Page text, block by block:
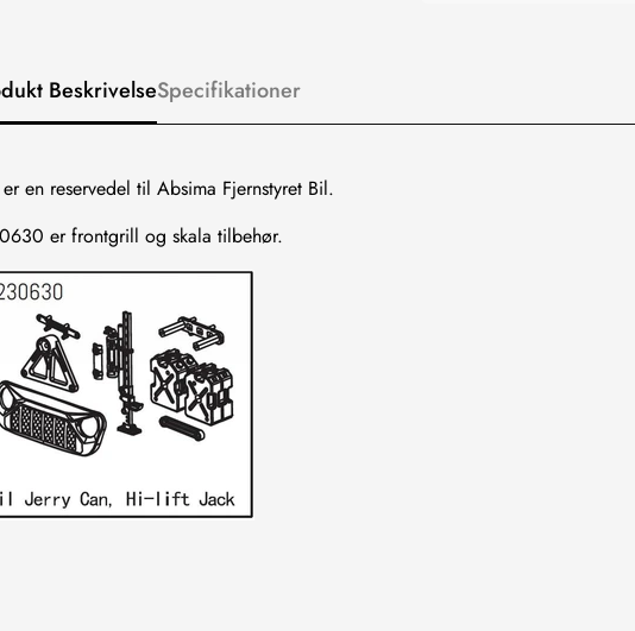
BeskrivelseSpecifikationer
en reservedel til Absima Fjernstyret Bil.
er frontgrill og skala tilbehør.